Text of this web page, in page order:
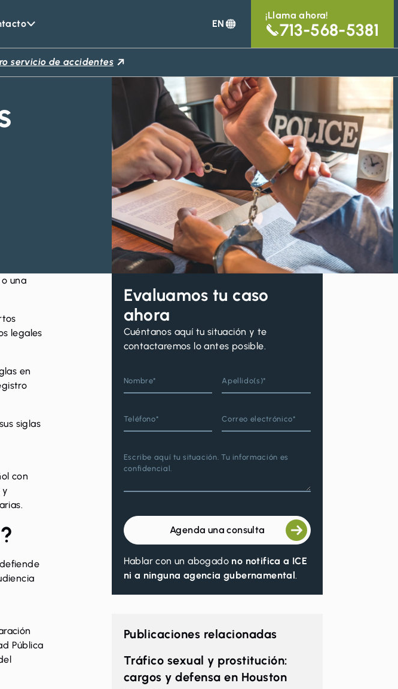
EN
¡Llama ahora!
713-568-5381
servicio de accidentes
una
legales
en
siglas
con
y
Pública
Evaluamos tu caso
ahora
Cuéntanos aquí tu situación y te
contactaremos lo antes posible.
Nombre* Apellido(s)*
Teléfono* Correo electrónico*
Escribe aquí tu situación. Tu información es
confidencial.
Agenda una consulta
Hablar con un abogado no notifica a ICE
ni a ninguna agencia gubernamental.
Publicaciones relacionadas
Tráfico sexual y prostitución:
cargos y defensa en Houston